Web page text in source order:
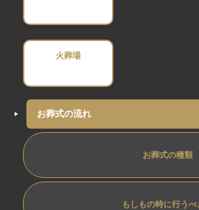
火葬場
お葬式の流れ
お葬式の種類
もしもの時に行うべ